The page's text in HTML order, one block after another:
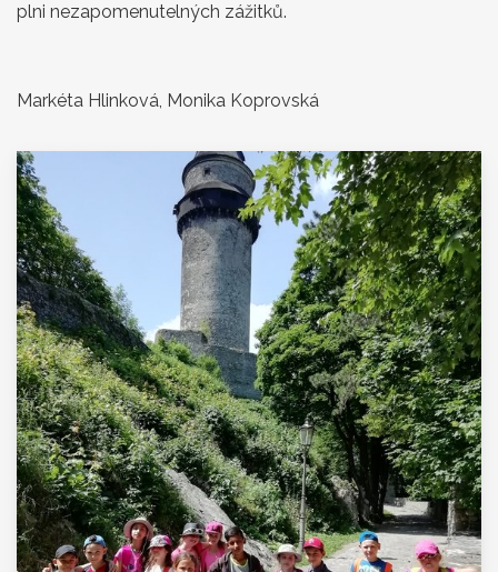
plni nezapomenutelných zážitků.
Markéta Hlinková, Monika Koprovská